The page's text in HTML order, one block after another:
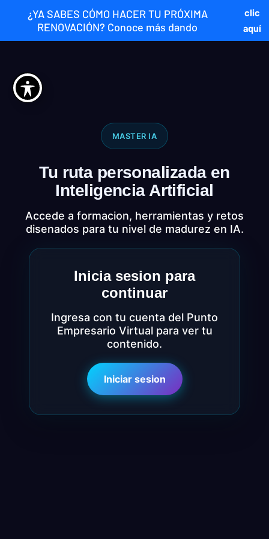
¿YA SABES CÓMO HACER TU PRÓXIMA
RENOVACIÓN? Conoce más dando
clic
aquí
MASTER IA
Tu ruta personalizada en
Inteligencia Artificial
Accede a formacion, herramientas y retos
disenados para tu nivel de madurez en IA.
Inicia sesion para
continuar
Ingresa con tu cuenta del Punto
Empresario Virtual para ver tu
contenido.
Iniciar sesion